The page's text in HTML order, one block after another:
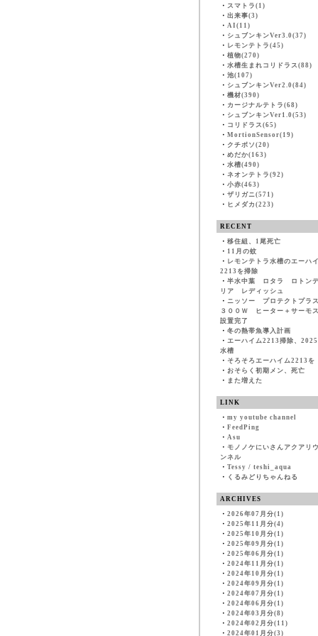
・ スマトラ(1)
・ 出来事(3)
・ AI(11)
・ シュブンキンVer3.0(37)
・ レモンテトラ(45)
・ 植物(270)
・ 水槽生まれコリドラス(88)
・ 池(107)
・ シュブンキンVer2.0(84)
・ 機材(390)
・ カージナルテトラ(68)
・ シュブンキンVer1.0(53)
・ コリドラス(65)
・ MortionSensor(19)
・ クチボソ(20)
・ めだか(163)
・ 水槽(490)
・ ネオンテトラ(92)
・ 小赤(463)
・ ザリガニ(571)
・ ヒメダカ(223)
RECENT
・ 移住組、1尾死亡
・ 11月の蚊
・ レモンテトラ水槽のエーハ
2213を掃除
・ 半水中葉 ロタラ ロトンデ
リア レディッシュ
・ ニッソー プロテクトプラ
３００Ｗ ヒーター＋サーモ
設置完了
・ 冬の熱帯魚導入計画
・ エーハイム2213掃除、
水槽
・ そろそろエーハイム2213を
・ おそらく初期メン、死亡
・ また増えた
LINK
・ my youtube channel
・ FeedPing
・ Asu
・ モノノケにいさんアクアリ
ンネル
・ Tessy / teshi_aqua
・ くるみどりちゃんねる
ARCHIVES
・ 2026年07月分(1)
・ 2025年11月分(4)
・ 2025年10月分(1)
・ 2025年09月分(1)
・ 2025年06月分(1)
・ 2024年11月分(1)
・ 2024年10月分(1)
・ 2024年09月分(1)
・ 2024年07月分(1)
・ 2024年06月分(1)
・ 2024年03月分(8)
・ 2024年02月分(11)
・ 2024年01月分(3)